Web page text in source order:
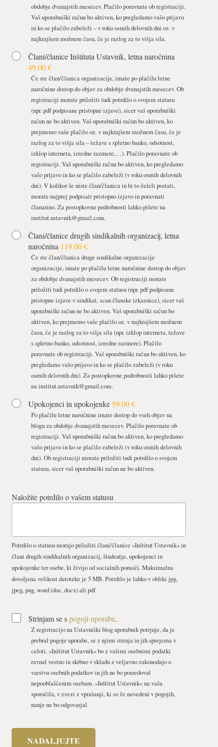
obdobje dvanajstih mesecev. Plačilo poravnate ob registraciji.
Vaš uporabniški račun bo aktiven, ko pregledamo vašo prijavo
in ko se plačilo zabeleži – v roku osmih delovnih dni oz. v
najkrajšem možnem času, če je razlog za to višja sila.
Člani/članice Inštituta Ustavnik, letna naročnina
49.00 €
Če ste član/članica organizacije, imate po plačilu letne
naročnine dostop do objav za obdobje dvanajstih mesecev. Ob
registraciji morate priložiti tudi potrdilo o svojem statusu
(npr. pdf podpisane pristopne izjave), sicer vaš uporabniški
račun ne bo aktiven. Vaš uporabniški račun bo aktiven, ko
prejmemo vaše plačilo oz. v najkrajšem možnem času, če je
razlog za to višja sila – težave s spletno banko, odsotnost,
izklop interneta, izredne razmere,…). Plačilo poravnate ob
registraciji. Vaš uporabniški račun bo aktiven, ko pregledamo
vašo prijavo in ko se plačilo zabeleži (v roku osmih delovnih
dni). V kolikor še niste član/članica in bi to želeli postati,
morate najprej podpisati pristopno izjavo in poravnati
članarino. Za postopkovne podrobnosti lahko pišete na
institut.ustavnik@gmail.com.
Člani/članice drugih sindikalnih organizacij, letna
naročnina 119.00 €
Če ste član/članica druge sindikalne organizacije
organizacije, imate po plačilu letne naročnine dostop do objav
za obdobje dvanajstih mesecev. Ob registraciji morate
priložiti tudi potrdilo o svojem statusu (npr. pdf podpisane
pristopne izjave v sindikat, scan članske izkaznice), sicer vaš
uporabniški račun ne bo aktiven. Vaš uporabniški račun bo
aktiven, ko prejmemo vaše plačilo oz. v najkrajšem možnem
času, če je razlog za to višja sila (npr. izklop interneta, težave
s spletno banko, odsotnost, izredne razmere). Plačilo
poravnate ob registraciji. Vaš uporabniški račun bo aktiven, ko
pregledamo vašo prijavo in ko se plačilo zabeleži (v roku
osmih delovnih dni). Za postopkovne podrobnosti lahko pišete
nainstitut.ustavnik@gmail.com.
Upokojenci in upokojenke59.00 €
Po plačilu letne naročnine imate dostop do vseh objav na
blogu za obdobje dvanajstih mesecev. Plačilo poravnate ob
registraciji. Vaš uporabniški račun bo aktiven, ko pregledamo
vašo prijavo in ko se plačilo zabeleži (v roku osmih delovnih
dni). Ob registraciji morate priložiti tudi potrdilo o svojem
statusu, sicer vaš uporabniški račun ne bo aktiven.
Naložite potrdilo o vašem statusu
Potrdilo o statusu morajo priložiti člani/članice »Inštitut Ustavnik« in
člani drugih sindikalnih organizacij, študentje, upokojenci in
upokojenke ter osebe, ki živijo od socialnih pomoči. Maksimalna
dovoljena velikost datoteke je 5 MB. Potrdilo je lahko v obliki jpg,
jpeg, png, word (doc, docx) ali pdf.
Strinjam se spogoji uporabe.
Z registracijo na Ustavniški blog uporabnik potrjuje, da je
prebral pogoje uporabe, se z njimi strinja in jih sprejema v
celoti. »Inštitut Ustavnik« bo z vašimi osebnimi podatki
ravnal vestno in skrbno v skladu z veljavno zakonodajo o
varstvu osebnih podatkov in jih ne bo posredoval
nepooblaščenim osebam. »Inštitut Ustavnik« na vaša
sporočila, v zvezi z vprašanji, ki so že navedeni v pogojih,
nanje ne bo odgovarjal.
NADALJUJTE